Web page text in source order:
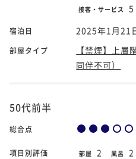
接客・サービス 5
宿泊日 2025年1月21
部屋タイプ
【禁煙】上層
同伴不可）
50代前半
総合点
項目別評価 部屋 2 風呂 2